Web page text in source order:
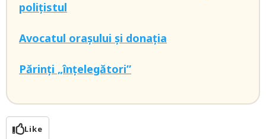
polițistul
Avocatul orașului și donația
Părinți „înțelegători”
Like